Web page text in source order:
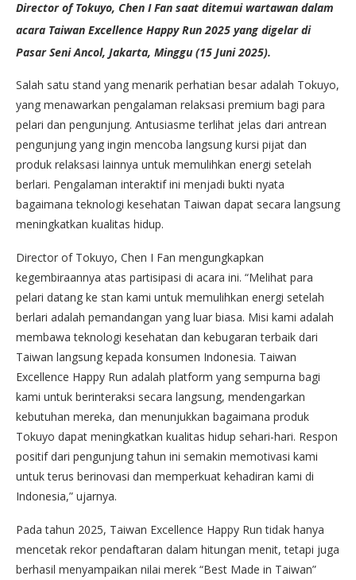
Director of Tokuyo, Chen I Fan saat ditemui wartawan dalam
acara Taiwan Excellence Happy Run 2025 yang digelar di
Pasar Seni Ancol, Jakarta, Minggu (15 Juni 2025).
Salah satu stand yang menarik perhatian besar adalah Tokuyo,
yang menawarkan pengalaman relaksasi premium bagi para
pelari dan pengunjung. Antusiasme terlihat jelas dari antrean
pengunjung yang ingin mencoba langsung kursi pijat dan
produk relaksasi lainnya untuk memulihkan energi setelah
berlari. Pengalaman interaktif ini menjadi bukti nyata
bagaimana teknologi kesehatan Taiwan dapat secara langsung
meningkatkan kualitas hidup.
Director of Tokuyo, Chen I Fan mengungkapkan
kegembiraannya atas partisipasi di acara ini. “Melihat para
pelari datang ke stan kami untuk memulihkan energi setelah
berlari adalah pemandangan yang luar biasa. Misi kami adalah
membawa teknologi kesehatan dan kebugaran terbaik dari
Taiwan langsung kepada konsumen Indonesia. Taiwan
Excellence Happy Run adalah platform yang sempurna bagi
kami untuk berinteraksi secara langsung, mendengarkan
kebutuhan mereka, dan menunjukkan bagaimana produk
Tokuyo dapat meningkatkan kualitas hidup sehari-hari. Respon
positif dari pengunjung tahun ini semakin memotivasi kami
untuk terus berinovasi dan memperkuat kehadiran kami di
Indonesia,” ujarnya.
Pada tahun 2025, Taiwan Excellence Happy Run tidak hanya
mencetak rekor pendaftaran dalam hitungan menit, tetapi juga
berhasil menyampaikan nilai merek “Best Made in Taiwan”